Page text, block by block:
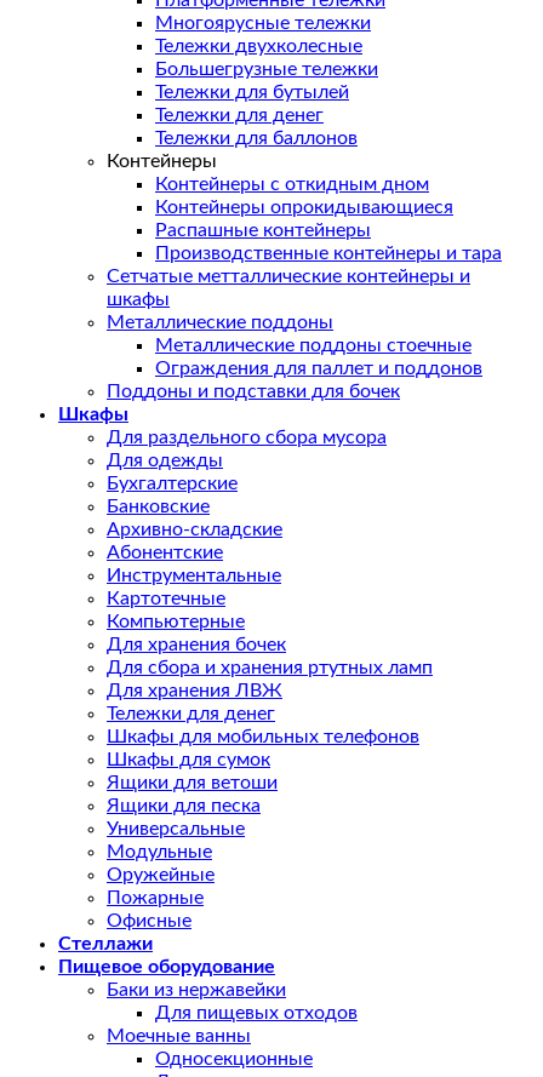
Многоярусные тележки
Тележки двухколесные
Большегрузные тележки
Тележки для бутылей
Тележки для денег
Тележки для баллонов
Контейнеры
Контейнеры с откидным дном
Контейнеры опрокидывающиеся
Распашные контейнеры
Производственные контейнеры и тара
Сетчатые метталлические контейнеры и
шкафы
Металлические поддоны
Металлические поддоны стоечные
Ограждения для паллет и поддонов
Поддоны и подставки для бочек
Шкафы
Для раздельного сбора мусора
Для одежды
Бухгалтерские
Банковские
Архивно-складские
Абонентские
Инструментальные
Картотечные
Компьютерные
Для хранения бочек
Для сбора и хранения ртутных ламп
Для хранения ЛВЖ
Тележки для денег
Шкафы для мобильных телефонов
Шкафы для сумок
Ящики для ветоши
Ящики для песка
Универсальные
Модульные
Оружейные
Пожарные
Офисные
Стеллажи
Пищевое оборудование
Баки из нержавейки
Для пищевых отходов
Моечные ванны
Односекционные